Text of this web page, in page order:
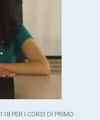
PER I CORSI DI PRIMO